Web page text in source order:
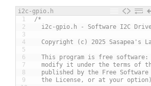
i2c-gpio.h
1
2
3
4
5
6
7
8
9
/*
i2c-gpio.h - Software I2C
Copyright (c) 2025 Sasapea's
This program is free
modify it under the terms of
published by the Free
the License, or at your